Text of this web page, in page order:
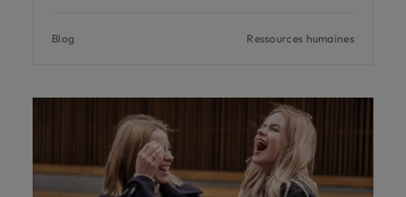
Blog Ressources humaines